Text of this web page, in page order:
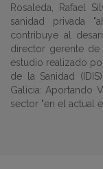
Rosaleda, Rafael
sanidad privada
contribuye al
director gerente de
estudio realizado
de la Sanidad
Galicia: Aportando
sector "en el actual